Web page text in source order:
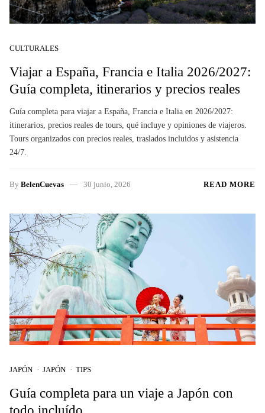
CULTURALES
Viajar a España, Francia e Italia 2026/2027:
Guía completa, itinerarios y precios reales
Guía completa para viajar a España, Francia e Italia en 2026/2027:
itinerarios, precios reales de tours, qué incluye y opiniones de viajeros.
Tours organizados con precios reales, traslados incluidos y asistencia
24/7.
By BelenCuevas 30 junio, 2026 READ MORE
JAPÓN JAPÓN TIPS
Guía completa para un viaje a Japón con